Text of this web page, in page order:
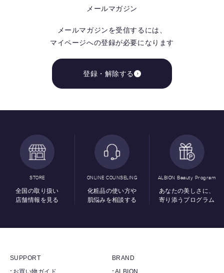
メールマガジン
メールマガジンを受信するには、
マイページへの登録が必要になります
登録・解除する
STORE
全国の取り扱い
店舗情報を見る
ONLINE COUNSELING
化粧品の使い方や
肌悩みを相談する
ALBION Beauty Program
あなたの美しさに、
寄り添うプログラム
SUPPORT
BRAND